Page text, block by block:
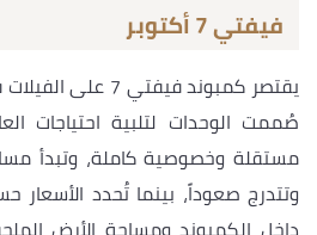
فيفتي 7 أكتوبر
يقتصر كمبوند
صُممت الوحدات لتلبية احتياجات
مستقلة وخصوصية كاملة، وتبدأ
وتتدرج صعوداً، بينما تُحدد